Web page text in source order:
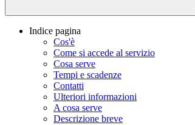
Indice pagina
Cos'è
Come si accede al servizio
Cosa serve
Tempi e scadenze
Contatti
Ulteriori informazioni
A cosa serve
Descrizione breve